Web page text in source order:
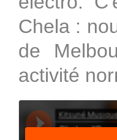
Chela :
de
activité